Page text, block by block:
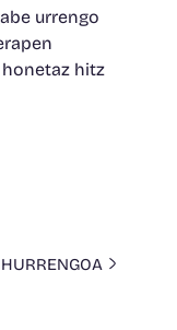
urrengo
hitz
HURRENGOA